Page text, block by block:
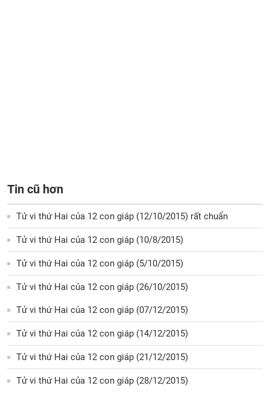
Tin cũ hơn
Tử vi thứ Hai của 12 con giáp (12/10/2015) rất chuẩn
Tử vi thứ Hai của 12 con giáp (10/8/2015)
Tử vi thứ Hai của 12 con giáp (5/10/2015)
Tử vi thứ Hai của 12 con giáp (26/10/2015)
Tử vi thứ Hai của 12 con giáp (07/12/2015)
Tử vi thứ Hai của 12 con giáp (14/12/2015)
Tử vi thứ Hai của 12 con giáp (21/12/2015)
Tử vi thứ Hai của 12 con giáp (28/12/2015)